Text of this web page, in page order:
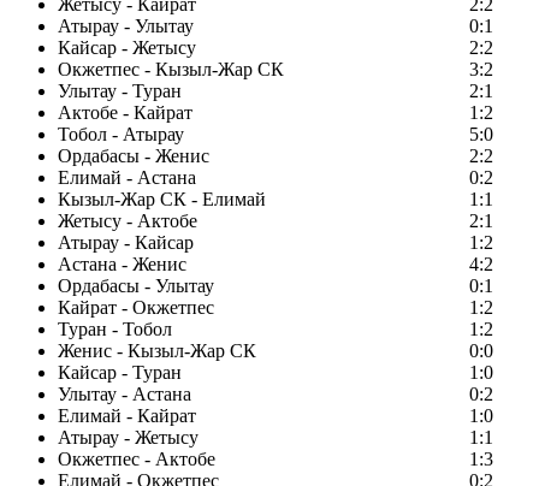
Жетысу - Кайрат
2:2
Атырау - Улытау
0:1
Кайсар - Жетысу
2:2
Окжетпес - Кызыл-Жар СК
3:2
Улытау - Туран
2:1
Актобе - Кайрат
1:2
Тобол - Атырау
5:0
Ордабасы - Женис
2:2
Елимай - Астана
0:2
Кызыл-Жар СК - Елимай
1:1
Жетысу - Актобе
2:1
Атырау - Кайсар
1:2
Астана - Женис
4:2
Ордабасы - Улытау
0:1
Кайрат - Окжетпес
1:2
Туран - Тобол
1:2
Женис - Кызыл-Жар СК
0:0
Кайсар - Туран
1:0
Улытау - Астана
0:2
Елимай - Кайрат
1:0
Атырау - Жетысу
1:1
Окжетпес - Актобе
1:3
Елимай - Окжетпес
0:2